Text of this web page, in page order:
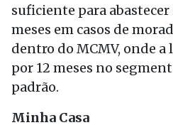
suficiente para
meses em casos de
dentro do MCMV, onde a
por 12 meses no
padrão.
Minha Casa